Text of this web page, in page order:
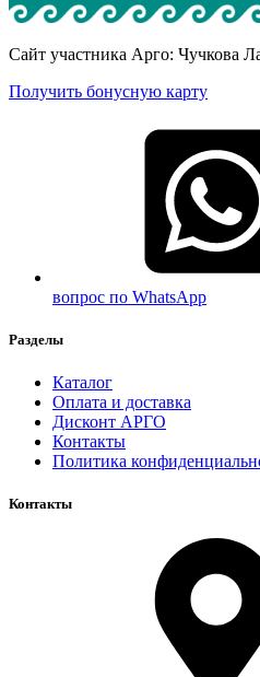
Сайт участника Арго: Чучкова
Получить бонусную карту
вопрос по WhatsApp
Разделы
Каталог
Оплата и доставка
Дисконт АРГО
Контакты
Политика
Контакты